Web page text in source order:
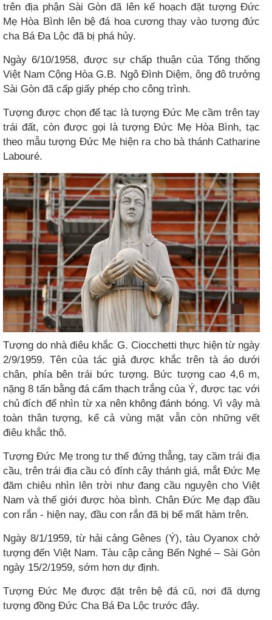
trên địa phận Sài Gòn đã lên kế hoạch đặt tượng Đức
Mẹ Hòa Bình lên bệ đá hoa cương thay vào tượng đức
cha Bá Đa Lộc đã bị phá hủy.
Ngày 6/10/1958, được sự chấp thuận của Tổng thống
Việt Nam Cộng Hòa G.B. Ngô Đình Diệm, ông đô trưởng
Sài Gòn đã cấp giấy phép cho công trình.
Tượng được chọn để tạc là tượng Đức Mẹ cầm trên tay
trái đất, còn được gọi là tượng Đức Mẹ Hòa Bình, tạc
theo mẫu tượng Đức Mẹ hiện ra cho bà thánh Catharine
Labouré.
Tượng do nhà điêu khắc G. Ciocchetti thực hiện từ ngày
2/9/1959. Tên của tác giả được khắc trên tà áo dưới
chân, phía bên trái bức tượng. Bức tượng cao 4,6 m,
nặng 8 tấn bằng đá cẩm thạch trắng của Ý, được tạc với
chủ đích để nhìn từ xa nên không đánh bóng. Vì vậy mà
toàn thân tượng, kể cả vùng mặt vẫn còn những vết
điêu khắc thô.
Tượng Đức Mẹ trong tư thế đứng thẳng, tay cầm trái địa
cầu, trên trái địa cầu có đính cây thánh giá, mắt Đức Mẹ
đăm chiêu nhìn lên trời như đang cầu nguyện cho Việt
Nam và thế giới được hòa bình. Chân Đức Mẹ đạp đầu
con rắn - hiện nay, đầu con rắn đã bị bể mất hàm trên.
Ngày 8/1/1959, từ hải cảng Gênes (Ý), tàu Oyanox chở
tượng đến Việt Nam. Tàu cập cảng Bến Nghé – Sài Gòn
ngày 15/2/1959, sớm hơn dự định.
Tượng Đức Mẹ được đặt trên bệ đá cũ, nơi đã dựng
tượng đồng Đức Cha Bá Đa Lộc trước đây.